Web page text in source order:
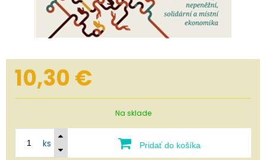
10,30€
Na sklade
ks Pridať do košíka